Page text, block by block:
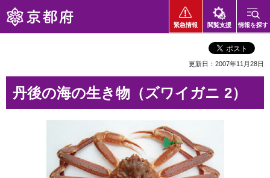
京都府
緊急情報 閲覧支援 情報を探す
更新日：2007年11月28日
丹後の海の生き物（ズワイガニ 2）